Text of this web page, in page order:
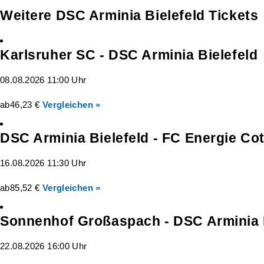
Weitere DSC Arminia Bielefeld Tickets
Karlsruher SC - DSC Arminia Bielefeld
08.08.2026 11:00 Uhr
ab46,23 € Vergleichen »
DSC Arminia Bielefeld - FC Energie
16.08.2026 11:30 Uhr
ab85,52 € Vergleichen »
Sonnenhof Großaspach - DSC Arminia
22.08.2026 16:00 Uhr